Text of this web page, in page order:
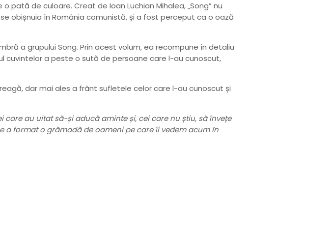
pată de culoare. Creat de Ioan Luchian Mihalea, „Song” nu
obișnuia în România comunistă, și a fost perceput ca o oază
a grupului Song. Prin acest volum, ea recompune în detaliu
cuvintelor a peste o sută de persoane care l-au cunoscut,
dar mai ales a frânt sufletele celor care l-au cunoscut și
care au uitat să-și aducă aminte și, cei care nu știu, să învețe
a format o grămadă de oameni pe care îi vedem acum în